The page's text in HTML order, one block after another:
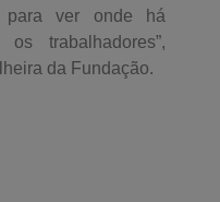
para ver onde há
trabalhadores”,
da Fundação.